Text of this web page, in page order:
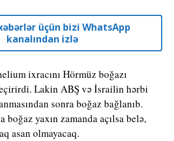
üçün bizi WhatsApp
kanalından izlə
ixracını Hörmüz boğazı
Lakin ABŞ və İsrailin hərbi
sonra boğaz bağlanıb.
boğaz yaxın zamanda açılsa belə,
asan olmayacaq.